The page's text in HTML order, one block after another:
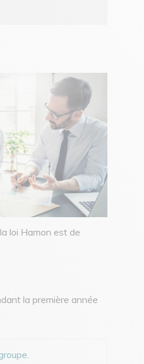
loi Hamon est de
la première année